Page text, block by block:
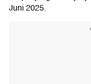
Juni 2025.